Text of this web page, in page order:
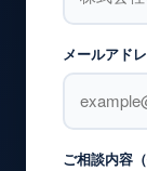
メールアド
ご相談内容（